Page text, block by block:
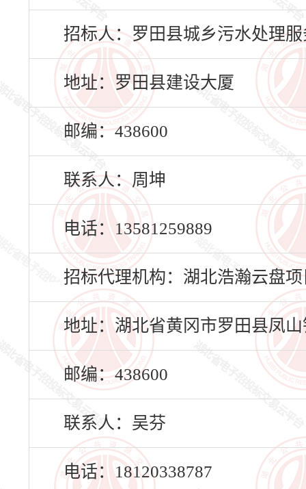
招标人：罗田县城乡污水处理
地址：罗田县建设大厦
邮编：438600
联系人：周坤
电话：13581259889
招标代理机构：湖北浩瀚云盘
地址：湖北省黄冈市罗田县凤山
邮编：438600
联系人：吴芬
电话：18120338787